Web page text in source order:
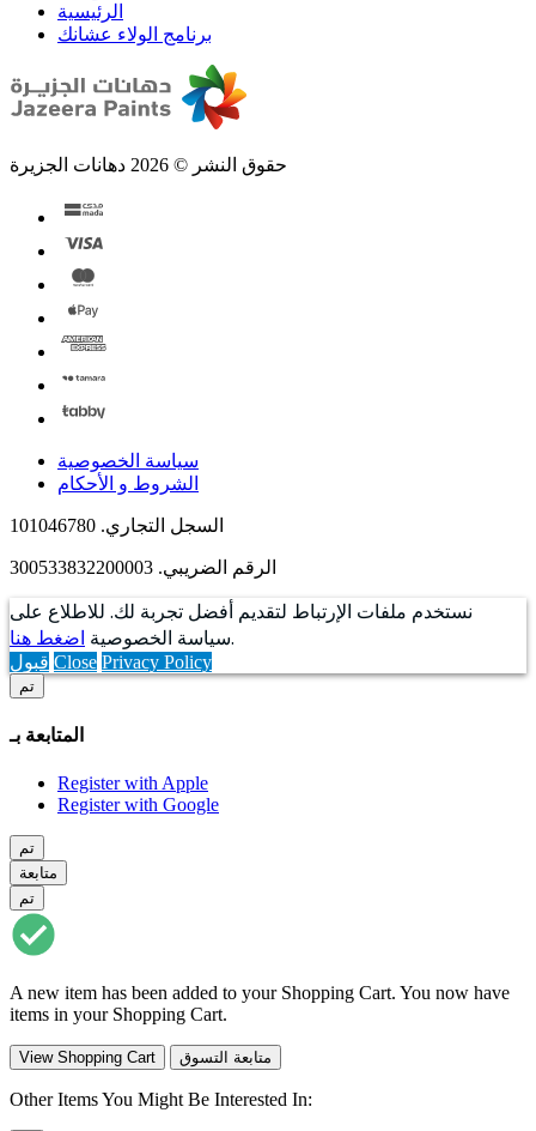
الرئيسية
برنامج الولاء عشانك
حقوق النشر © 2026 دهانات الجزيرة
سياسة الخصوصية
الشروط و الأحكام
السجل التجاري. 101046780
الرقم الضريبي. 300533832200003
نستخدم ملفات الإرتباط لتقديم أفضل تجربة لك. للاطلاع على
سياسة الخصوصية اضغط هنا .
قبول Close Privacy Policy
تم
المتابعة بـ
Register with Apple
Register with Google
تم
متابعة
تم
A new item has been added to your Shopping Cart. You now have
items in your Shopping Cart.
View Shopping Cart متابعة التسوق
Other Items You Might Be Interested In: